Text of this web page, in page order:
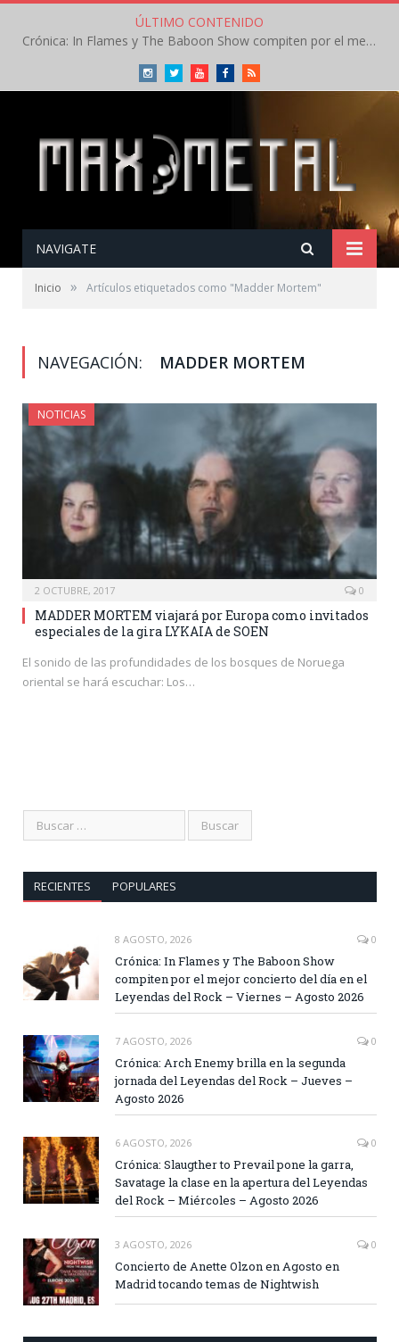
ÚLTIMO CONTENIDO
Crónica: In Flames y The Baboon Show compiten por el mejor concierto del día en el Leyendas del Rock – Viernes – Agosto 2026
InstagramTwitterYoutubeFacebookRSS
NAVIGATE
Inicio » Artículos etiquetados como "Madder Mortem"
NAVEGACIÓN: MADDER MORTEM
NOTICIAS
2 OCTUBRE, 2017 0
MADDER MORTEM viajará por Europa como invitados
especiales de la gira LYKAIA de SOEN
El sonido de las profundidades de los bosques de Noruega
oriental se hará escuchar: Los…
RECIENTES POPULARES
8 AGOSTO, 2026 0
Crónica: In Flames y The Baboon Show
compiten por el mejor concierto del día en el
Leyendas del Rock – Viernes – Agosto 2026
7 AGOSTO, 2026 0
Crónica: Arch Enemy brilla en la segunda
jornada del Leyendas del Rock – Jueves –
Agosto 2026
6 AGOSTO, 2026 0
Crónica: Slaugther to Prevail pone la garra,
Savatage la clase en la apertura del Leyendas
del Rock – Miércoles – Agosto 2026
3 AGOSTO, 2026 0
Concierto de Anette Olzon en Agosto en
Madrid tocando temas de Nightwish